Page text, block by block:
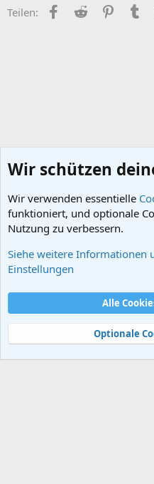
Teilen: Facebook
Reddit
Die großen Kolonialreiche
Nutzungsbedingungen
Hilfe und Impressum
Start
R
S
Community platform by XenForo® ©
Wir schützen
Wir verwenden essentielle
funktioniert, und optionale
Nutzung zu verbessern.
Siehe weitere Informationen
Einstellungen
Alle
Optionale